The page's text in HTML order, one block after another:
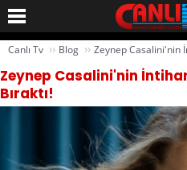
Canlı Tv ›› Blog ›› Zeynep Casalini'nin
Zeynep Casalini'nin
Bıraktı!